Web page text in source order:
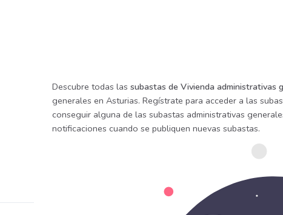
Descubre todas las subastas de Vivienda administrativas
generales en Asturias. Regístrate para acceder a las
conseguir alguna de las subastas administrativas
notificaciones cuando se publiquen nuevas subastas.